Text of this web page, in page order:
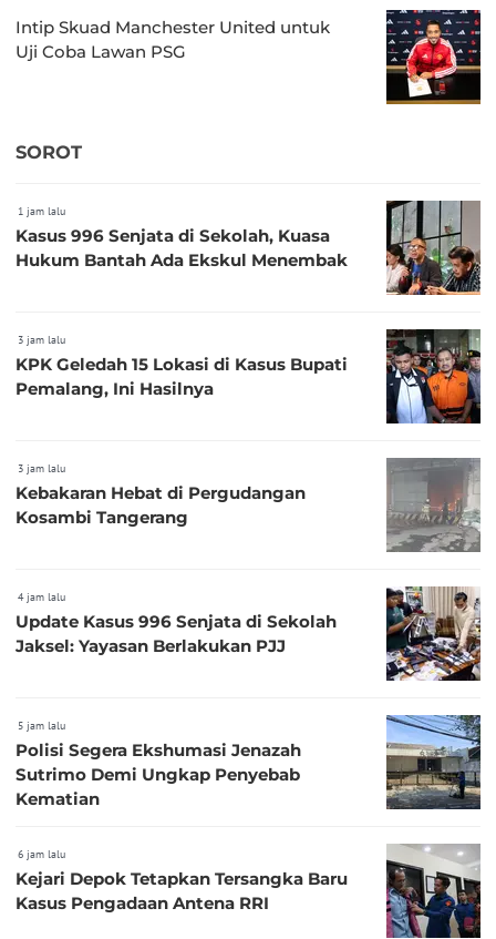
Intip Skuad Manchester United untuk
Uji Coba Lawan PSG
SOROT
1 jam lalu
Kasus 996 Senjata di Sekolah, Kuasa
Hukum Bantah Ada Ekskul Menembak
3 jam lalu
KPK Geledah 15 Lokasi di Kasus Bupati
Pemalang, Ini Hasilnya
3 jam lalu
Kebakaran Hebat di Pergudangan
Kosambi Tangerang
4 jam lalu
Update Kasus 996 Senjata di Sekolah
Jaksel: Yayasan Berlakukan PJJ
5 jam lalu
Polisi Segera Ekshumasi Jenazah
Sutrimo Demi Ungkap Penyebab
Kematian
6 jam lalu
Kejari Depok Tetapkan Tersangka Baru
Kasus Pengadaan Antena RRI